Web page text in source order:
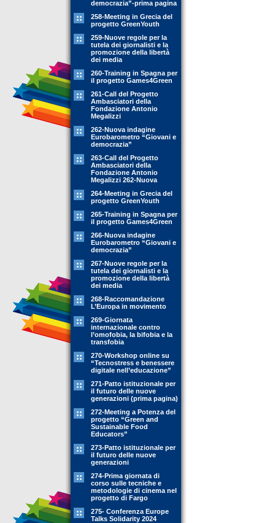
democrazia”-prima pagina
258-Meeting in Grecia del
progetto GreenYouth
259-Nuove regole per la
tutela dei giornalisti e la
promozione della libertà
dei media
260-Training in Spagna per
il progetto Games4Green
261-Call del Progetto
Ambasciatori della
Fondazione Antonio
Megalizzi
262-Nuova indagine
Eurobarometro “Giovani e
democrazia”
263-Call del Progetto
Ambasciatori della
Fondazione Antonio
Megalizzi 262-Nuova
264-Meeting in Grecia del
progetto GreenYouth
265-Training in Spagna per
il progetto Games4Green
266-Nuova indagine
Eurobarometro “Giovani e
democrazia”
267-Nuove regole per la
tutela dei giornalisti e la
promozione della libertà
dei media
268-Raccomandazione
L’Europa in movimento
269-Giornata
internazionale contro
l’omofobia, la bifobia e la
transfobia
270-Workshop online su
“Tecnostress e benessere
digitale nell’educazione”
271-Patto istituzionale per
il futuro delle nuove
generazioni (prima pagina)
272-Meeting a Potenza del
progetto “Green and
Sustainable Food
Educators”
273-Patto istituzionale per
il futuro delle nuove
generazioni
274-Prima giornata di
corso sulle tecniche e
metodologie di cinema nel
progetto di Fargo
275- Conferenza Europe
Talks Solidarity 2024